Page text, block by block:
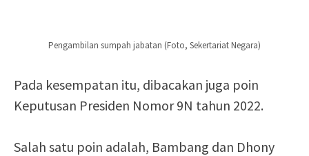
Pengambilan sumpah jabatan (Foto, Sekertariat Negara)
Pada kesempatan itu, dibacakan juga poin
Keputusan Presiden Nomor 9N tahun 2022.
Salah satu poin adalah, Bambang dan Dhony